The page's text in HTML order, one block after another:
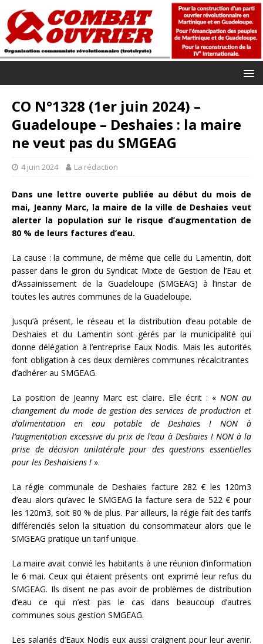
CO N°1328 (1er juin 2024) –
Guadeloupe – Deshaies : la maire
ne veut pas du SMGEAG
4 juin 2024 La rédaction
Dans une lettre ouverte publiée au début du mois de
mai, Jeanny Marc, la maire de la ville de Deshaies veut
alerter la population sur le risque d’augmentation de
80 % de leurs factures d’eau.
La cause : la commune, de même que celle du Lamentin, doit
passer dans le giron du Syndicat Mixte de Gestion de l’Eau et
d’Assainissement de la Guadeloupe (SMGEAG) à l’instar de
toutes les autres communes de la Guadeloupe.
Jusqu’à présent, le réseau et la distribution d’eau potable de
Deshaies et du Lamentin sont gérés par la municipalité qui
donne délégation à l’entreprise Eaux Nodis. Mais les autorités
font obligation à ces deux dernières communes récalcitrantes
d’adhérer au SMGEAG.
La position de Jeanny Marc est claire. Elle écrit : « NON au
changement du mode de gestion des services de production et
d’alimentation en eau potable de Deshaies ! NON à
l’augmentation excessive du prix de l’eau à Deshaies ! NON à la
prise de décision unilatérale pour des questions essentielles
pour les Deshaisiens ! ».
La régie communale de Deshaies facture 282 € les 120m3
d’eau alors qu’avec le SMGEAG la facture sera de 522 € pour
les 120m3, soit 80 % de plus. Par ailleurs, la régie fait des tarifs
différenciés selon la situation du consommateur alors que le
SMGEAG pratique un tarif unique.
La maire avait convié les habitants à une réunion d’information
le 6 mai. Ceux qui étaient présents ont exprimé leur refus du
SMGEAG. Ils disent ne pas avoir de problèmes de distribution
d’eau ce qui n’est pas le cas dans beaucoup d’autres
communes sous gestion SMGEAG.
Les salariés d’Eaux Nodis eux aussi craignent pour leur avenir.